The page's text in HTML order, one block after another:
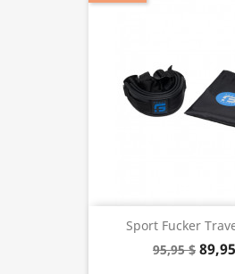
Sport Fucker
95,95 $